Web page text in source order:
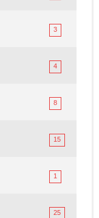
3
4
8
15
1
25